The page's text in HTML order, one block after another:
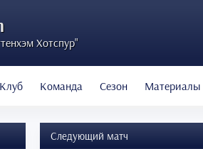
Хотспур"
Клуб Команда Сезон Материалы
Следующий матч